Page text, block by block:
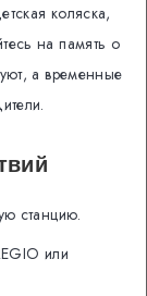
коляска,
на память о
а временные
станцию.
или